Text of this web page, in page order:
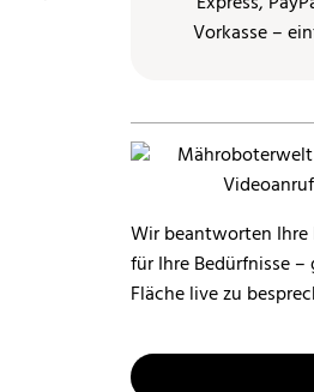
Wir beantworten Ihre
für Ihre Bedürfnisse
Fläche live zu